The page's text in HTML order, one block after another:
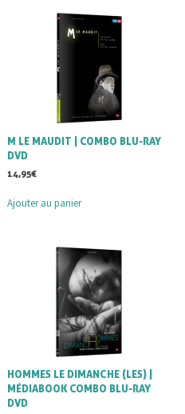
M LE MAUDIT | COMBO BLU-RAY
DVD
14,95€
Ajouter au panier
HOMMES LE DIMANCHE (LES) |
MÉDIABOOK COMBO BLU-RAY
DVD